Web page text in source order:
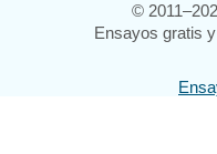
©
Ensayos gratis